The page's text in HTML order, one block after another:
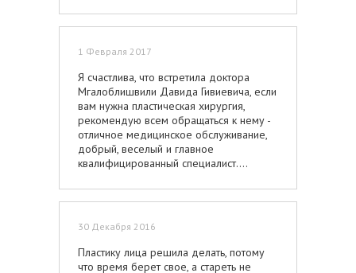
1 Февраля 2017
Я счастлива, что встретила доктора
Мгалоблишвили Давида Гивиевича, если
вам нужна пластическая хирургия,
рекомендую всем обращаться к нему -
отличное медицинское обслуживание,
добрый, веселый и главное
квалифицированный специалист....
30 Декабря 2016
Пластику лица решила делать, потому
что время берет свое, а стареть не